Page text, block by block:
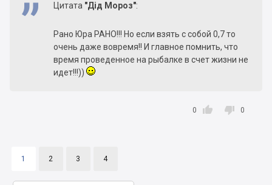
Цитата "Дід Мороз":
Рано Юра РАНО!!! Но если взять с собой 0,7 то
очень даже вовремя!! И главное помнить, что
время проведенное на рыбалке в счет жизни не
идет!!!))

0  0
1 2 3 4